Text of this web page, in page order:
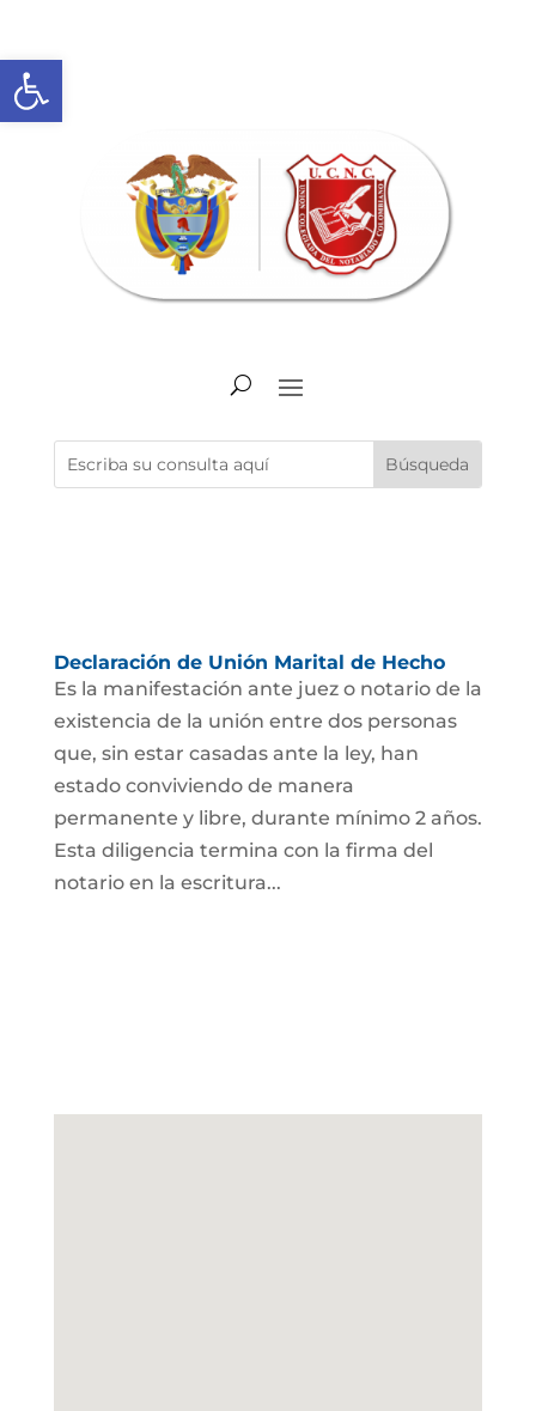
Abrir barra de herramientas
Declaración de Unión Marital de Hecho
Es la manifestación ante juez o notario de la
existencia de la unión entre dos personas
que, sin estar casadas ante la ley, han
estado conviviendo de manera
permanente y libre, durante mínimo 2 años.
Esta diligencia termina con la firma del
notario en la escritura...